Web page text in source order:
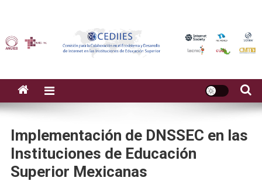
Implementación de DNSSEC en las
Instituciones de Educación
Superior Mexicanas